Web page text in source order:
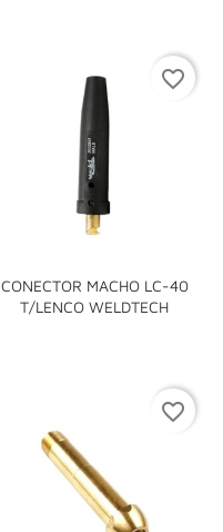
CONECTOR MACHO LC-40
T/LENCO WELDTECH
favorite_border
favorite_border